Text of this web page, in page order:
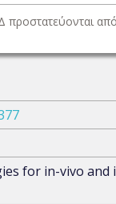
for in-vivo